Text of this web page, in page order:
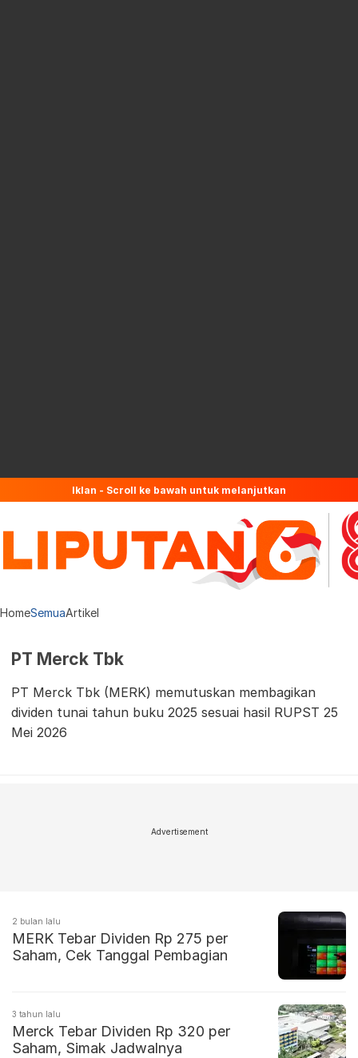
Iklan - Scroll ke bawah untuk melanjutkan
HomeSemuaArtikel
PT Merck Tbk
PT Merck Tbk (MERK) memutuskan membagikan
dividen tunai tahun buku 2025 sesuai hasil RUPST 25
Mei 2026
Advertisement
2 bulan lalu
MERK Tebar Dividen Rp 275 per
Saham, Cek Tanggal Pembagian
3 tahun lalu
Merck Tebar Dividen Rp 320 per
Saham, Simak Jadwalnya